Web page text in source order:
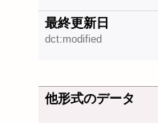
最終更新日
dct:modified
他形式のデータ